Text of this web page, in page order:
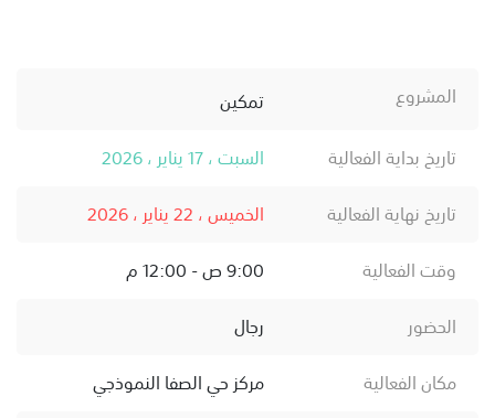
المشروع
تمكين
تاريخ بداية الفعالية
السبت ، 17 يناير ، 2026
تاريخ نهاية الفعالية
الخميس ، 22 يناير ، 2026
وقت الفعالية
9:00 ص - 12:00 م
الحضور
رجال
مكان الفعالية
مركز حي الصفا النموذجي